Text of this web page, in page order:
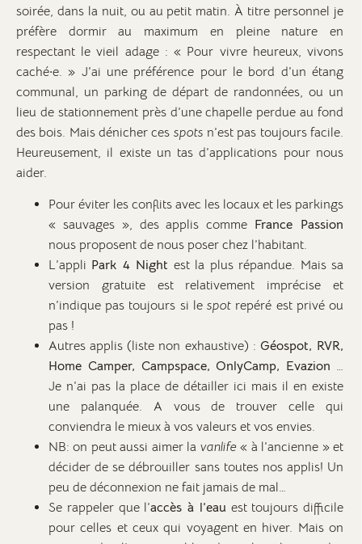
soirée, dans la nuit, ou au petit matin. À titre personnel je
préfère dormir au maximum en pleine nature en
respectant le vieil adage : « Pour vivre heureux, vivons
caché·e. » J’ai une préférence pour le bord d’un étang
communal, un parking de départ de randonnées, ou un
lieu de stationnement près d’une chapelle perdue au fond
des bois. Mais dénicher ces spots n’est pas toujours facile.
Heureusement, il existe un tas d’applications pour nous
aider.
Pour éviter les conflits avec les locaux et les parkings
« sauvages », des applis comme France Passion
nous proposent de nous poser chez l’habitant.
L’appli Park 4 Night est la plus répandue. Mais sa
version gratuite est relativement imprécise et
n’indique pas toujours si lespot repéré est privé ou
pas !
Autres applis (liste non exhaustive) : Géospot, RVR,
Home Camper, Campspace, OnlyCamp, Evazion …
Je n’ai pas la place de détailler ici mais il en existe
une palanquée. A vous de trouver celle qui
conviendra le mieux à vos valeurs et vos envies.
NB: on peut aussi aimer la vanlife« à l’ancienne » et
décider de se débrouiller sans toutes nos applis! Un
peu de déconnexion ne fait jamais de mal…
Se rappeler que l’accès à l’eau est toujours difficile
pour celles et ceux qui voyagent en hiver. Mais on